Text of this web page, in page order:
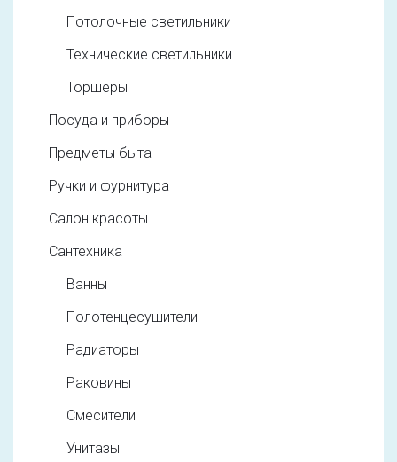
Потолочные светильники
Технические светильники
Торшеры
Посуда и приборы
Предметы быта
Ручки и фурнитура
Салон красоты
Сантехника
Ванны
Полотенцесушители
Радиаторы
Раковины
Смесители
Унитазы